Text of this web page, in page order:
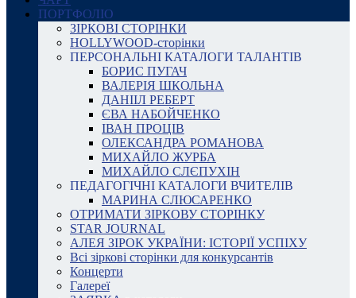
ПОРТФОЛІО
ЗІРКОВІ СТОРІНКИ
HOLLYWOOD-сторінки
ПЕРСОНАЛЬНІ КАТАЛОГИ ТАЛАНТІВ
БОРИС ПУГАЧ
ВАЛЕРІЯ ШКОЛЬНА
ДАНІІЛ РЕБЕРТ
ЄВА НАБОЙЧЕНКО
ІВАН ПРОЦІВ
ОЛЕКСАНДРА РОМАНОВА
МИХАЙЛО ЖУРБА
МИХАЙЛО СЛЄПУХІН
ПЕДАГОГІЧНІ КАТАЛОГИ ВЧИТЕЛІВ
МАРИНА СЛЮСАРЕНКО
ОТРИМАТИ ЗІРКОВУ СТОРІНКУ
STAR JOURNAL
АЛЕЯ ЗІРОК УКРАЇНИ: ІСТОРІЇ УСПІХУ
Всі зіркові сторінки для конкурсантів
Концерти
Галереї